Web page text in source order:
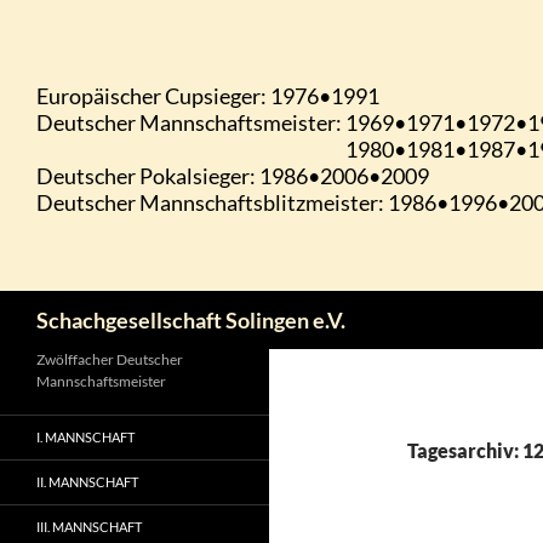
Schachgesellschaft Solingen e.V.
Tagesarchiv:
Zwölffacher Deutscher
Mannschaftsmeister
I. MANNSCHAFT
II. MANNSCHAFT
III. MANNSCHAFT